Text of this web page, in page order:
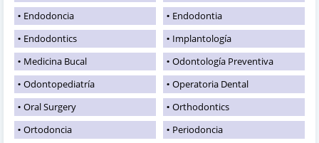
Endodoncia
Endodontia
Endodontics
Implantología
Medicina Bucal
Odontología Preventiva
Odontopediatría
Operatoria Dental
Oral Surgery
Orthodontics
Ortodoncia
Periodoncia